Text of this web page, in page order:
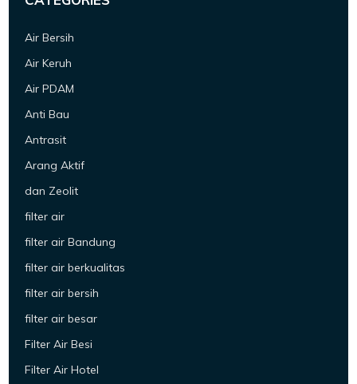
Air Bersih
Air Keruh
Air PDAM
Anti Bau
Antrasit
Arang Aktif
dan Zeolit
filter air
filter air Bandung
filter air berkualitas
filter air bersih
filter air besar
Filter Air Besi
Filter Air Hotel